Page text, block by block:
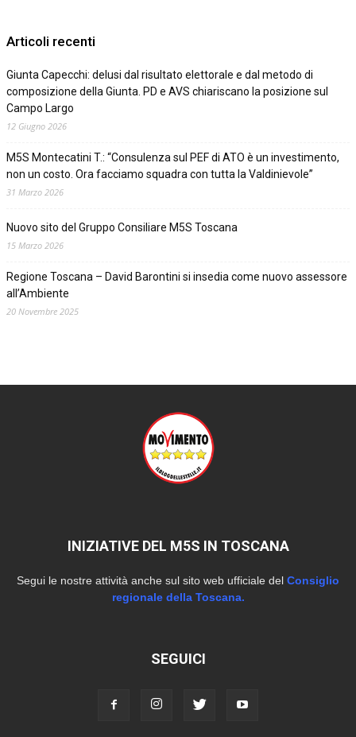
Articoli recenti
Giunta Capecchi: delusi dal risultato elettorale e dal metodo di
composizione della Giunta. PD e AVS chiariscano la posizione sul
Campo Largo
12 Giugno 2026
M5S Montecatini T.: “Consulenza sul PEF di ATO è un investimento,
non un costo. Ora facciamo squadra con tutta la Valdinievole”
31 Marzo 2026
Nuovo sito del Gruppo Consiliare M5S Toscana
15 Marzo 2026
Regione Toscana – David Barontini si insedia come nuovo assessore
all’Ambiente
20 Novembre 2025
INIZIATIVE DEL M5S IN TOSCANA
Segui le nostre attività anche sul sito web ufficiale del Consiglio
regionale della Toscana.
SEGUICI